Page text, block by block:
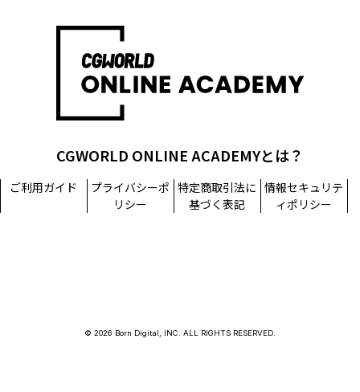
CGWORLD ONLINE ACADEMYとは？
ご利用ガイド
プライバシーポ
リシー
特定商取引法に
基づく表記
情報セキュリテ
ィポリシー
© 2026 Born Digital, INC. ALL RIGHTS RESERVED.